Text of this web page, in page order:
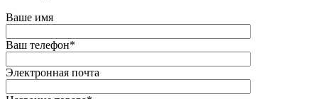
Ваше имя
Ваш телефон*
Электронная почта